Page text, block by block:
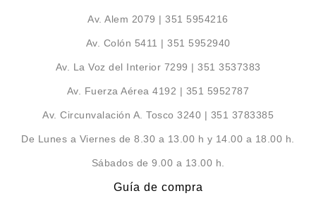
Av. Alem 2079 | 351 5954216
Av. Colón 5411 | 351 5952940
Av. La Voz del Interior 7299 | 351 3537383
Av. Fuerza Aérea 4192 | 351 5952787
Av. Circunvalación A. Tosco 3240 | 351 3783385
De Lunes a Viernes de 8.30 a 13.00 h y 14.00 a 18.00 h.
Sábados de 9.00 a 13.00 h.
Guía de compra